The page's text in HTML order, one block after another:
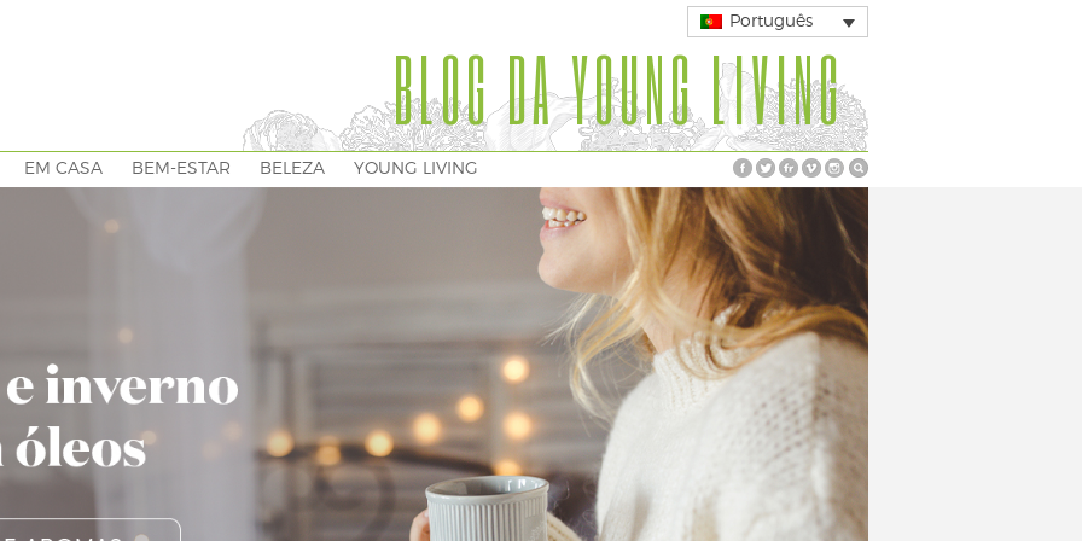
Português
BLOG DA YOUNG LIVING
EM CASA BEM-ESTAR BELEZA YOUNG LIVING